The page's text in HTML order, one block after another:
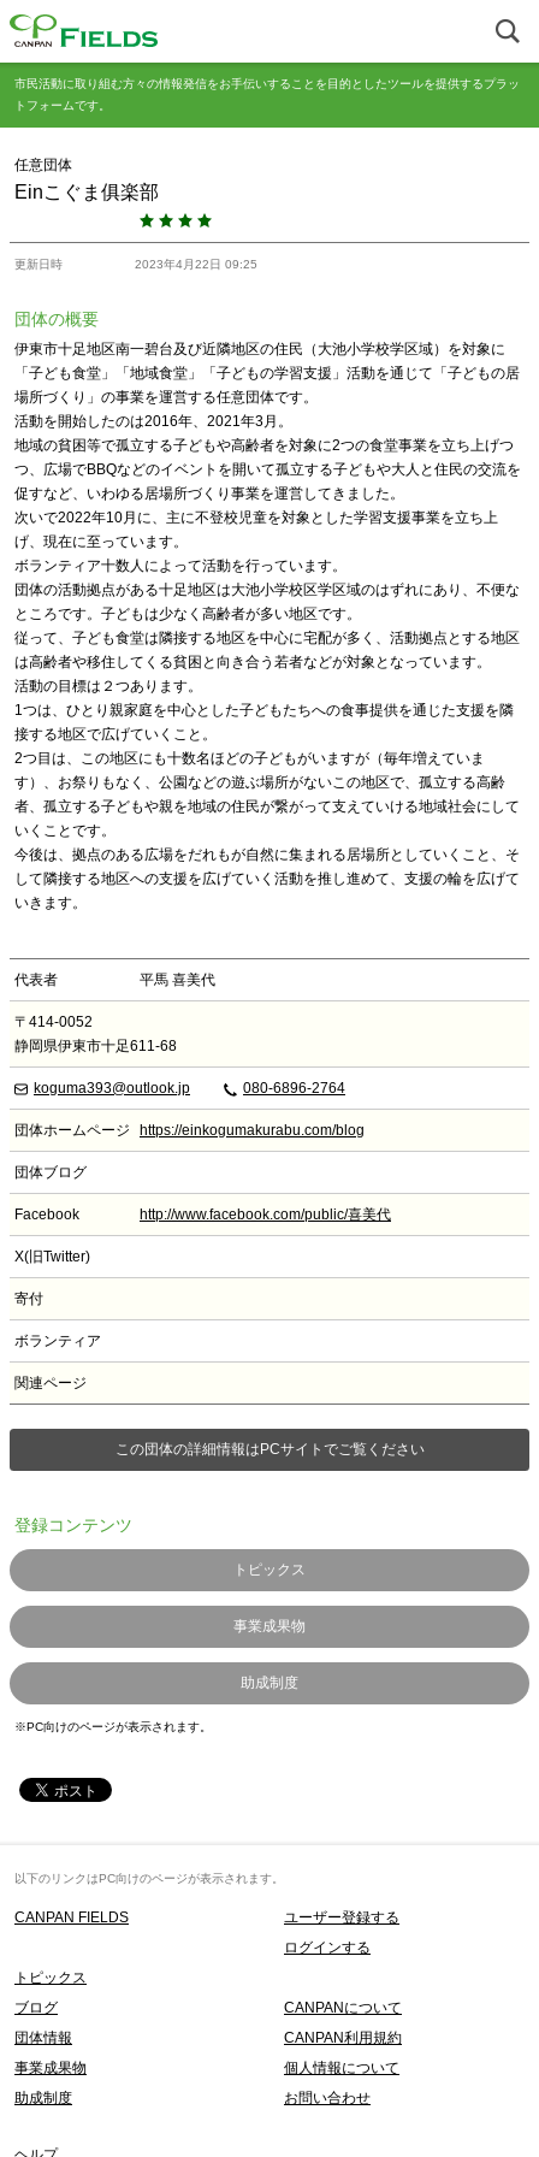
市民活動に取り組む方々の情報発信をお手伝いすることを目的としたツールを提供するプラッ
トフォームです。
任意団体
Einこぐま俱楽部
更新日時 2023年4月22日 09:25
団体の概要
伊東市十足地区南一碧台及び近隣地区の住民（大池小学校学区域）を対象に
「子ども食堂」「地域食堂」「子どもの学習支援」活動を通じて「子どもの居
場所づくり」の事業を運営する任意団体です。
活動を開始したのは2016年、2021年3月。
地域の貧困等で孤立する子どもや高齢者を対象に2つの食堂事業を立ち上げつ
つ、広場でBBQなどのイベントを開いて孤立する子どもや大人と住民の交流を
促すなど、いわゆる居場所づくり事業を運営してきました。
次いで2022年10月に、主に不登校児童を対象とした学習支援事業を立ち上
げ、現在に至っています。
ボランティア十数人によって活動を行っています。
団体の活動拠点がある十足地区は大池小学校区学区域のはずれにあり、不便な
ところです。子どもは少なく高齢者が多い地区です。
従って、子ども食堂は隣接する地区を中心に宅配が多く、活動拠点とする地区
は高齢者や移住してくる貧困と向き合う若者などが対象となっています。
活動の目標は２つあります。
1つは、ひとり親家庭を中心とした子どもたちへの食事提供を通じた支援を隣
接する地区で広げていくこと。
2つ目は、この地区にも十数名ほどの子どもがいますが（毎年増えていま
す）、お祭りもなく、公園などの遊ぶ場所がないこの地区で、孤立する高齢
者、孤立する子どもや親を地域の住民が繋がって支えていける地域社会にして
いくことです。
今後は、拠点のある広場をだれもが自然に集まれる居場所としていくこと、そ
して隣接する地区への支援を広げていく活動を推し進めて、支援の輪を広げて
いきます。
代表者 平馬 喜美代
〒414-0052
静岡県伊東市十足611-68
koguma393@outlook.jp 080-6896-2764
団体ホームページ https://einkogumakurabu.com/blog
団体ブログ
Facebook http://www.facebook.com/public/喜美代
X(旧Twitter)
寄付
ボランティア
関連ページ
この団体の詳細情報はPCサイトでご覧ください
登録コンテンツ
トピックス
事業成果物
助成制度
※PC向けのページが表示されます。
以下のリンクはPC向けのページが表示されます。
CANPAN FIELDS
ユーザー登録する
ログインする
トピックス
ブログ
団体情報
事業成果物
助成制度
CANPANについて
CANPAN利用規約
個人情報について
お問い合わせ